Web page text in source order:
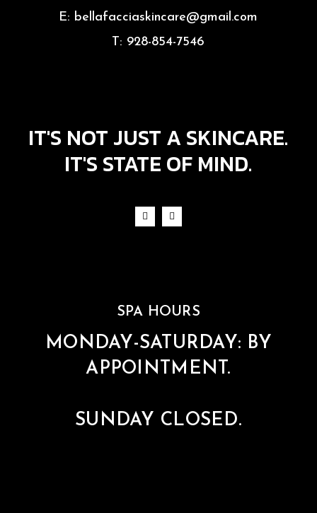
E: bellafacciaskincare@gmail.com
T: 928-854-7546
IT'S NOT JUST A SKINCARE.
IT'S STATE OF MIND.
SPA HOURS
MONDAY-SATURDAY: BY
APPOINTMENT.
SUNDAY CLOSED.